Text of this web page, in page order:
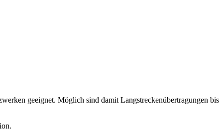
geeignet. Möglich sind damit Langstreckenübertragungen bis